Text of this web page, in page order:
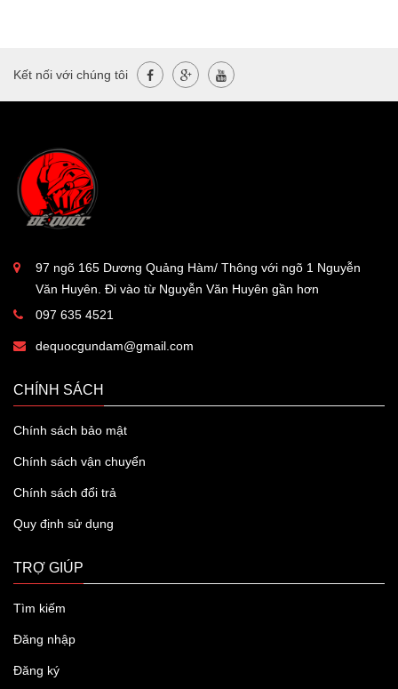
Kết nối với chúng tôi
97 ngõ 165 Dương Quảng Hàm/ Thông với ngõ 1 Nguyễn
Văn Huyên. Đi vào từ Nguyễn Văn Huyên gần hơn
097 635 4521
dequocgundam@gmail.com
CHÍNH SÁCH
Chính sách bảo mật
Chính sách vận chuyển
Chính sách đổi trả
Quy định sử dụng
TRỢ GIÚP
Tìm kiếm
Đăng nhập
Đăng ký